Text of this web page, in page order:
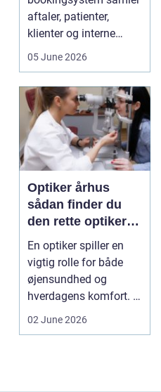
aftaler, patienter,
klienter og interne
arbejdsgange ét sted. I
05 June 2026
Optiker århus
sådan finder du
den rette optiker i
byen
En optiker spiller en
vigtig rolle for både
øjensundhed og
hverdagens komfort. I
en by som Aarhus, h...
02 June 2026